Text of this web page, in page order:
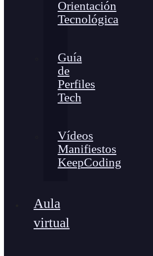
Orientación
Tecnológica
Guía
de
Perfiles
Tech
Vídeos
Manifiestos
KeepCoding
Aula
virtual